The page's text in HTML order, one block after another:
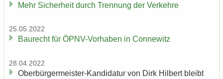
Mehr Si­cher­heit durch Tren­nung der Ver­keh­re
25.05.2022
Bau­recht für ÖPNV-​Vorhaben in Con­ne­witz
28.04.2022
Oberbürgermeister-​Kandidatur von Dirk Hil­bert bleibt